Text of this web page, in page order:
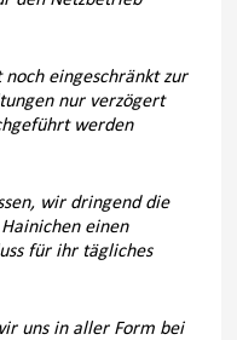
noch eingeschränkt zur
nur verzögert
werden
wir dringend die
einen
für ihr tägliches
uns in aller Form bei